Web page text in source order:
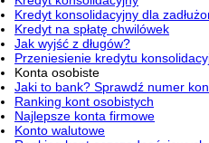
Kredyt konsolidacyjny dla
Kredyt na spłatę chwilówek
Jak wyjść z długów?
Przeniesienie kredytu
Konta osobiste
Jaki to bank? Sprawdź numer
Ranking kont osobistych
Najlepsze konta firmowe
Konto walutowe